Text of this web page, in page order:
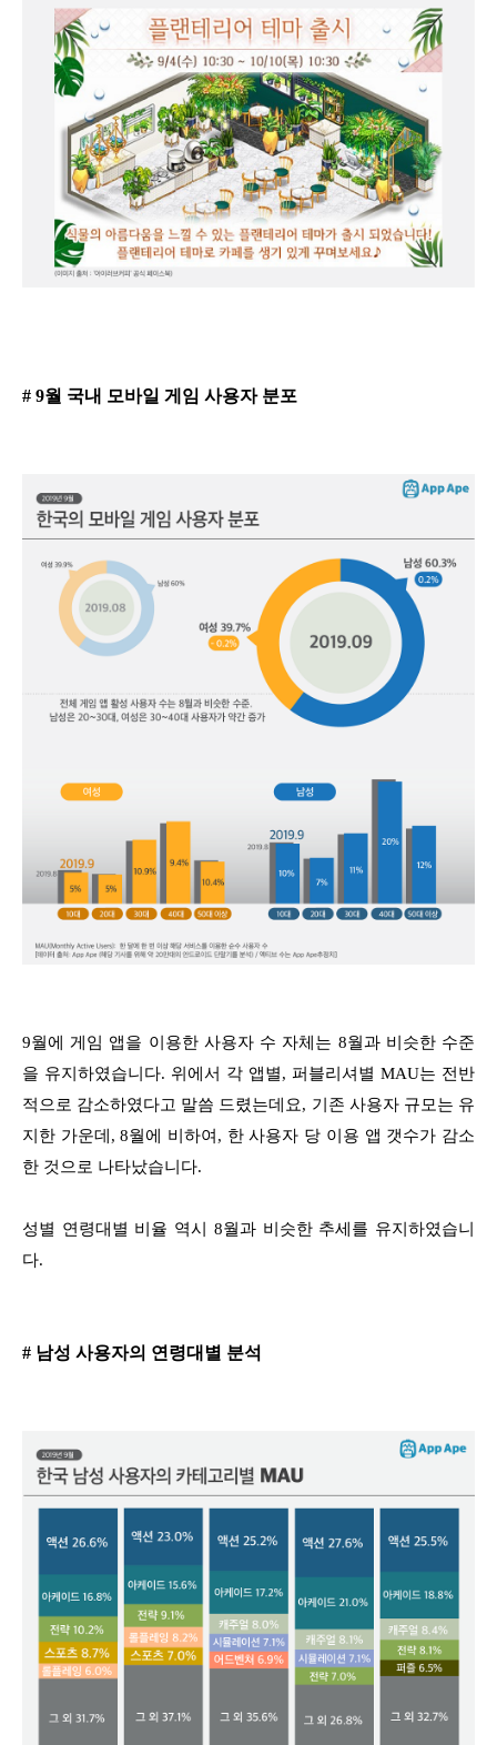
# 9월 국내 모바일 게임 사용자 분포
9월에 게임 앱을 이용한 사용자 수 자체는 8월과 비슷한 수준
을 유지하였습니다. 위에서 각 앱별, 퍼블리셔별 MAU는 전반
적으로 감소하였다고 말씀 드렸는데요, 기존 사용자 규모는 유
지한 가운데, 8월에 비하여, 한 사용자 당 이용 앱 갯수가 감소
한 것으로 나타났습니다.
성별 연령대별 비율 역시 8월과 비슷한 추세를 유지하였습니
다.
# 남성 사용자의 연령대별 분석